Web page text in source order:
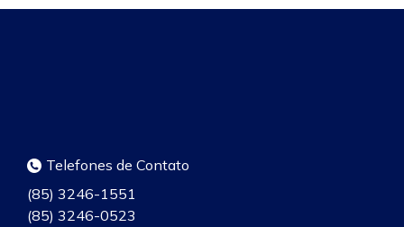
Telefones de Contato
(85) 3246-1551
(85) 3246-0523